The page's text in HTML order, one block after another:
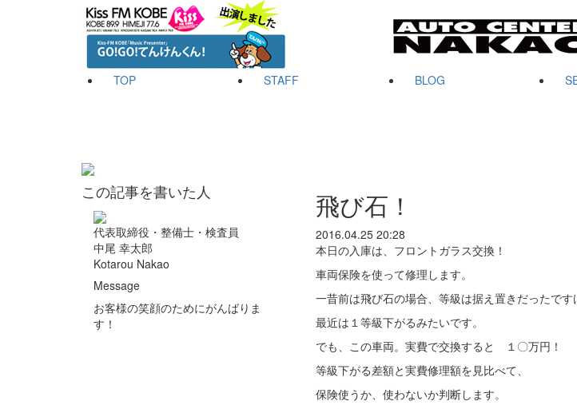
TOP STAFF BLOG
飛び石！
2016.04.25 20:28
本日の入庫は、フロントガラス交換！
車両保険を使って修理します。
一昔前は飛び石の場合、等級は据え置きだったです
最近は１等級下がるみたいです。
でも、この車両。実費で交換すると １〇万円！
等級下がる差額と実費修理額を見比べて、
保険使うか、使わないか判断します。
この記事を書いた人
代表取締役・整備士・検査員
中尾 幸太郎
Kotarou Nakao
Message
お客様の笑顔のためにがんばりま
す！